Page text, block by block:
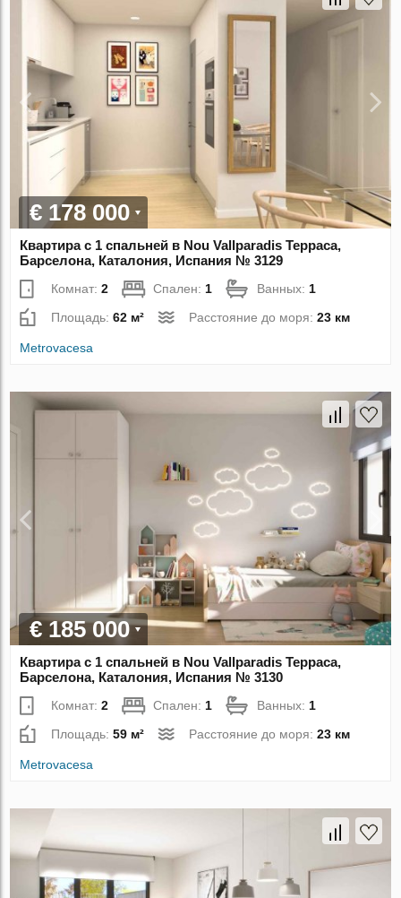
€ 178 000
Квартира с 1 спальней в Nou Vallparadis Терраса,
Барселона, Каталония, Испания № 3129
Комнат:2 Спален: 1 Ванных: 1
Площадь:62 м² Расстояние до моря:23 км
Metrovacesa
€ 185 000
Квартира с 1 спальней в Nou Vallparadis Терраса,
Барселона, Каталония, Испания № 3130
Комнат:2 Спален:1 Ванных:1
Площадь:59 м² Расстояние до моря:23 км
Metrovacesa